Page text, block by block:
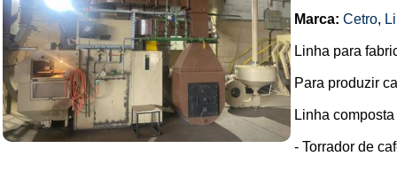
Marca: Cetro,
Linha para
Para produzir
Linha
- Torrador de